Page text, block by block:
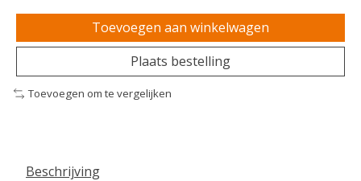
Toevoegen aan winkelwagen
Plaats bestelling
Toevoegen om te vergelijken
Beschrijving